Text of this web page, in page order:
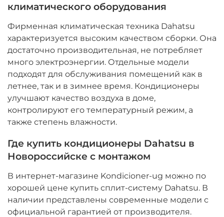
климатического оборудования
Фирменная климатическая техника Dahatsu
характеризуется высоким качеством сборки. Она
достаточно производительная, не потребляет
много электроэнергии. Отдельные модели
подходят для обслуживания помещений как в
летнее, так и в зимнее время. Кондиционеры
улучшают качество воздуха в доме,
контролируют его температурный режим, а
также степень влажности.
Где купить кондиционеры Dahatsu в
Новороссийске с монтажом
В интернет-магазине Kondicioner-ug можно по
хорошей цене купить сплит-систему Dahatsu. В
наличии представлены современные модели с
официальной гарантией от производителя.